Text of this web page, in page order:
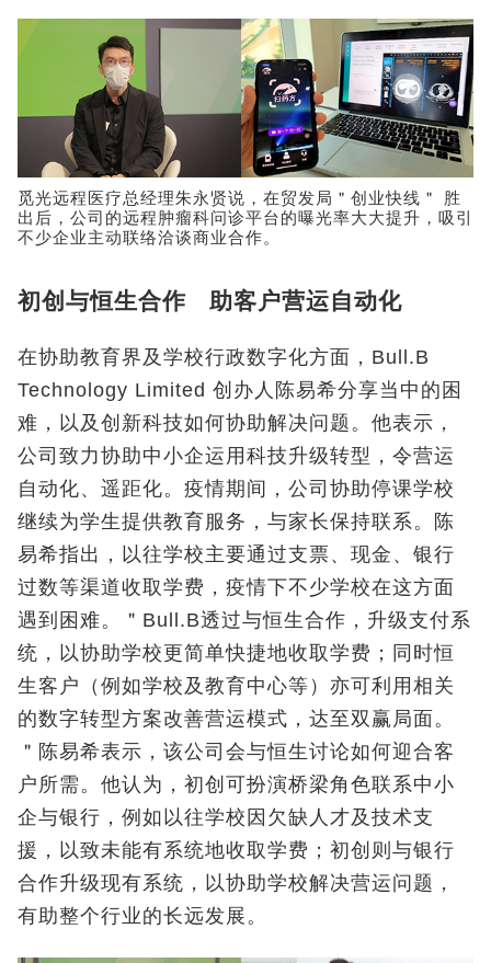
觅光远程医疗总经理朱永贤说，在贸发局＂创业快线＂ 胜
出后，公司的远程肿瘤科问诊平台的曝光率大大提升，吸引
不少企业主动联络洽谈商业合作。
初创与恒生合作 助客户营运自动化
在协助教育界及学校行政数字化方面，Bull.B
Technology Limited 创办人陈易希分享当中的困
难，以及创新科技如何协助解决问题。他表示，
公司致力协助中小企运用科技升级转型，令营运
自动化、遥距化。疫情期间，公司协助停课学校
继续为学生提供教育服务，与家长保持联系。陈
易希指出，以往学校主要通过支票、现金、银行
过数等渠道收取学费，疫情下不少学校在这方面
遇到困难。＂Bull.B透过与恒生合作，升级支付系
统，以协助学校更简单快捷地收取学费；同时恒
生客户（例如学校及教育中心等）亦可利用相关
的数字转型方案改善营运模式，达至双赢局面。
＂陈易希表示，该公司会与恒生讨论如何迎合客
户所需。他认为，初创可扮演桥梁角色联系中小
企与银行，例如以往学校因欠缺人才及技术支
援，以致未能有系统地收取学费；初创则与银行
合作升级现有系统，以协助学校解决营运问题，
有助整个行业的长远发展。